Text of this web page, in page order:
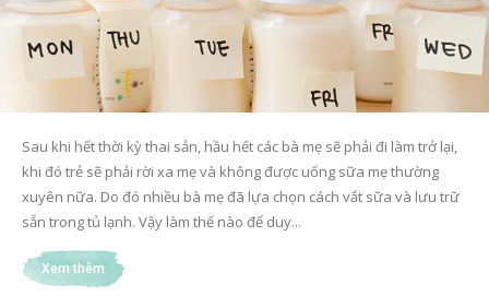
Sau khi hết thời kỳ thai sản, hầu hết các bà mẹ sẽ phải đi làm trở lại,
khi đó trẻ sẽ phải rời xa mẹ và không được uống sữa mẹ thường
xuyên nữa. Do đó nhiều bà mẹ đã lựa chọn cách vắt sữa và lưu trữ
sẵn trong tủ lạnh. Vậy làm thế nào để duy...
Xem thêm